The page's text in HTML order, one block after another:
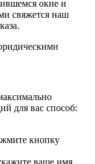
окне и
свяжется наш
для вас способ:
кнопку
ваше имя,